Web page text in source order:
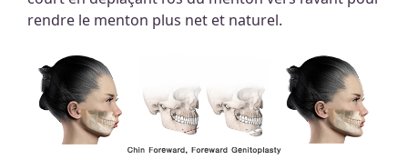
rendre le menton plus net et naturel.